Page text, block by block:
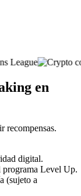
en
recompensas.
digital.
programa Level Up.
(sujeto a